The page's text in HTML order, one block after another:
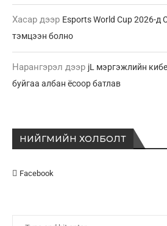
Хасар дээр Esports World Cup 2026-д
тэмцээн болно
Нарангэрэл дээр jL мэргэжлийн
буйгаа албан ёсоор батлав
НИЙГМИЙН ХОЛБОЛТ
Facebook